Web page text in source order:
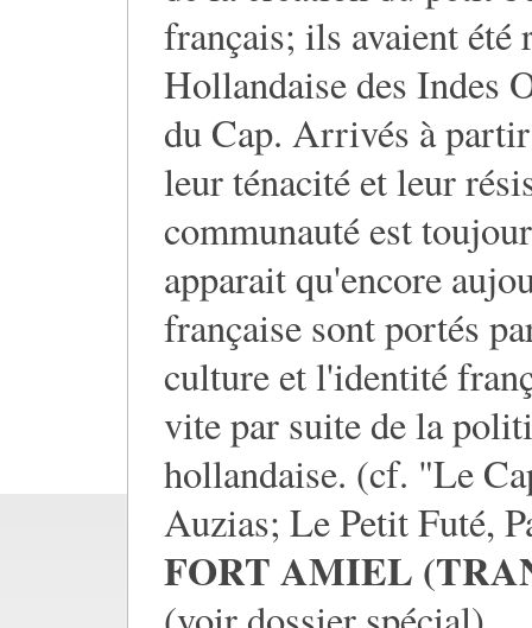
français; ils avaient été
Hollandaise des Indes
du Cap. Arrivés à
leur ténacité et leur
communauté est
apparait qu'encore
française sont portés
culture et l'identité
vite par suite de la
hollandaise. (cf. "Le
Auzias; Le Petit Futé,
FORT AMIEL